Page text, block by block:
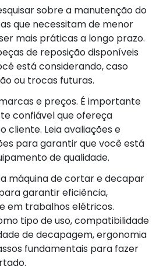
sobre a manutenção do
que necessitam de menor
mais práticas a longo prazo.
de reposição disponíveis
está considerando, caso
ou trocas futuras.
e preços. É importante
confiável que ofereça
cliente. Leia avaliações e
para garantir que você está
de qualidade.
máquina de cortar e decapar
garantir eficiência,
em trabalhos elétricos.
tipo de uso, compatibilidade
de decapagem, ergonomia
fundamentais para fazer